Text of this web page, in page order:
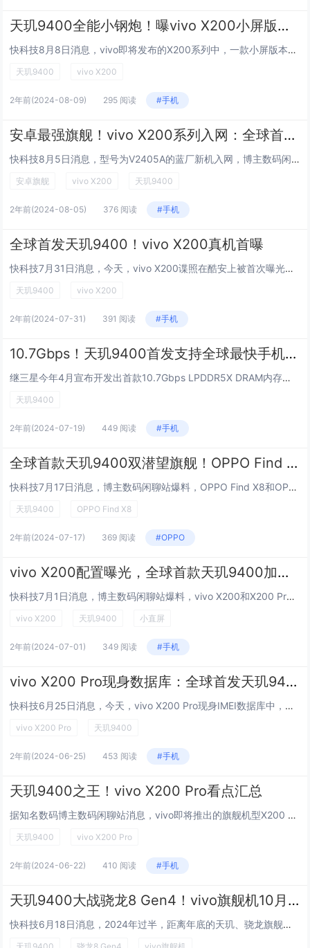
天玑9400全能小钢炮！曝vivo X200小屏版将标配无线充和影像芯片
快科技8月8日消息，vivo即将发布的X200系列中，一款小屏版本的机型引起市场关注。据知名数码博主@智慧皮卡丘最新透露，vivo X200小屏版将搭载vivo自研的先进影像芯片。据悉，影像芯片这一配置在此前的vivo X100中全系标配，...
天玑9400 vivo X200
2年前(2024-08-09) 295 阅读 #手机
安卓最强旗舰！vivo X200系列入网：全球首发天玑9400
快科技8月5日消息，型号为V2405A的蓝厂新机入网，博主数码闲聊站指出，这款新品的备案处理器是天玑9400，因此，该机便是即将登场的vivo X200系列。据悉，vivo X200系列首发天玑9400平台，这将是安卓阵营最强悍的旗舰芯片，...
安卓旗舰 vivo X200 天玑9400
2年前(2024-08-05) 376 阅读 #手机
全球首发天玑9400！vivo X200真机首曝
快科技7月31日消息，今天，vivo X200谍照在酷安上被首次曝光。博主数码闲聊站透露，vivo X200首发天玑9400，照片没有真机精致，真机边框更窄，接近四等边。如图所示，vivo X200背部采用大圆形DECO，闪光灯在圆形相机右...
天玑9400 vivo X200
2年前(2024-07-31) 391 阅读 #手机
10.7Gbps！天玑9400首发支持全球最快手机内存：速度起飞
继三星今年4月宣布开发出首款10.7Gbps LPDDR5X DRAM内存并计划于下半年启动量产，现在再次宣布已成功完成业界最快的10.7Gbps LPDDR5X DRAM方案验证，并且将与联发科在今年下半年推出的下一代天玑9400旗舰平台...
天玑9400
2年前(2024-07-19) 449 阅读 #手机
全球首款天玑9400双潜望旗舰！OPPO Find X8系列曝光
快科技7月17日消息，博主数码闲聊站爆料，OPPO Find X8和OPPO Find X8 Pro都将搭载联发科天玑9400移动平台。其中OPPO Find X8采用1.5K小尺寸直屏，后置三摄单潜望，OPPO Find X8 Pro采用...
天玑9400 OPPO Find X8
2年前(2024-07-17) 369 阅读 #OPPO
vivo X200配置曝光，全球首款天玑9400加小直屏！
快科技7月1日消息，博主数码闲聊站爆料，vivo X200和X200 Pro全系标配天玑9400移动平台。据悉，联发科天玑9400芯片将采用Arm的公版CPU Cortex-X925，单核性能比上一代Cortex-X4提高了36%，并配备了...
vivo X200 天玑9400 小直屏
2年前(2024-07-01) 349 阅读 #手机
vivo X200 Pro现身数据库：全球首发天玑9400
快科技6月25日消息，今天，vivo X200 Pro现身IMEI数据库中，其型号是V2413，新机将首发联发科天玑9400移动处理平台，10月正式亮相。据悉，天玑9400将会采用Arm公版CPU Cortex-X925，这是Arm Cor...
vivo X200 Pro 天玑9400
2年前(2024-06-25) 453 阅读 #手机
天玑9400之王！vivo X200 Pro看点汇总
据知名数码博主数码闲聊站消息，vivo即将推出的旗舰机型X200 Pro将采用等深四曲屏设计，取代前代X100 Pro的双曲屏。该机将首发搭载天玑9400移动平台，这颗芯片采用Arm最新的Cortex-X925 CPU。据悉，Cortex-...
天玑9400 vivo X200 Pro
2年前(2024-06-22) 410 阅读 #手机
天玑9400大战骁龙8 Gen4！vivo旗舰机10月发布
快科技6月18日消息，2024年过半，距离年底的天玑、骁龙旗舰机大战不远了。目前，高通已宣布将于10月举办骁龙峰会，届时将发布骁龙8 Gen4，另一边联发科虽然还没官宣，但根据爆料，其新一代移动平台也会在10月登场。 今日，数码博主“数码闲...